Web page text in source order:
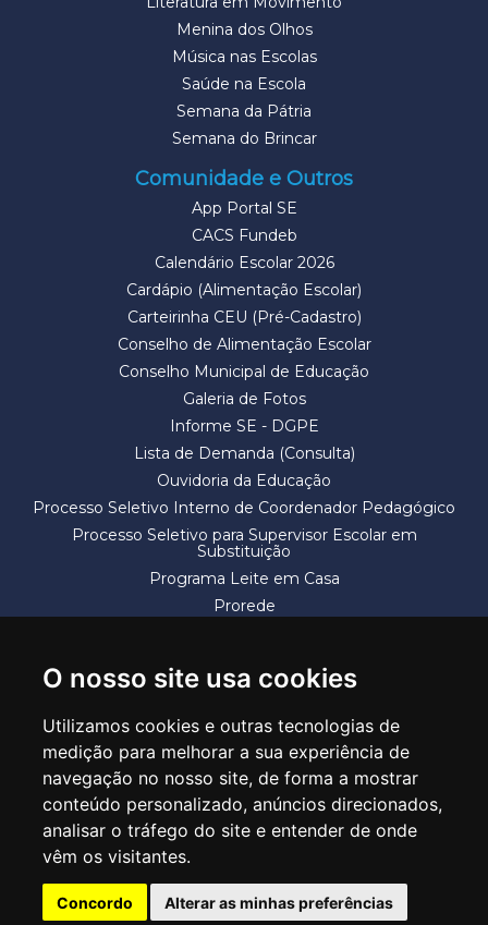
O nosso site usa cookies
Utilizamos cookies e outras tecnologias de
medição para melhorar a sua experiência de
navegação no nosso site, de forma a mostrar
conteúdo personalizado, anúncios direcionados,
analisar o tráfego do site e entender de onde
vêm os visitantes.
Concordo Alterar as minhas preferências
Menina dos Olhos
Música nas Escolas
Saúde na Escola
Semana da Pátria
Semana do Brincar
Comunidade e Outros
App Portal SE
CACS Fundeb
Calendário Escolar 2026
Cardápio (Alimentação Escolar)
Carteirinha CEU (Pré-Cadastro)
Conselho de Alimentação Escolar
Conselho Municipal de Educação
Galeria de Fotos
Informe SE - DGPE
Lista de Demanda (Consulta)
Ouvidoria da Educação
Processo Seletivo Interno de Coordenador Pedagógico
Processo Seletivo para Supervisor Escolar em
Substituição
Programa Leite em Casa
Prorede
SECRETARIA DE EDUCAÇÃO
Rua Claudino Barbosa, 313 - Macedo - Guarulhos/SP CEP 07113-040
Central de Atendimento: *55 11 2475-7300